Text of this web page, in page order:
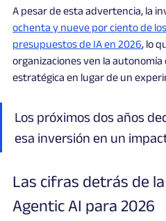
A pesar de esta advertencia, la
ochenta y nueve por ciento de
presupuestos de IA en 2026, lo
organizaciones ven la
estratégica en lugar de un
Los próximos dos años
esa inversión en un
Las cifras detrás de
Agentic AI para 2026